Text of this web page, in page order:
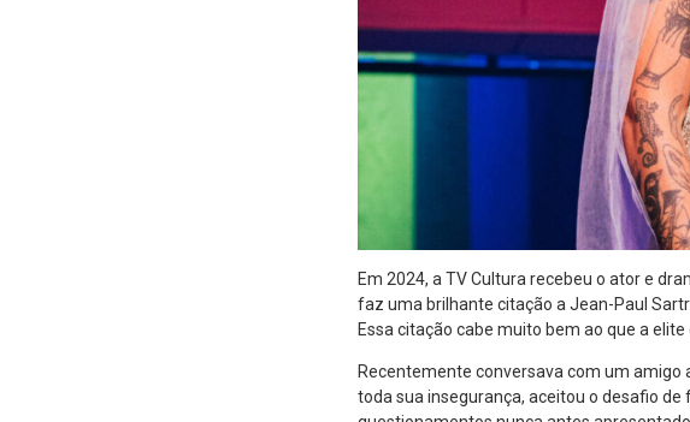
Em 2024, a TV Cultura recebeu o ator e
faz uma brilhante citação a Jean-Paul
Essa citação cabe muito bem ao que a
Recentemente conversava com um amigo
toda sua insegurança, aceitou o desafio